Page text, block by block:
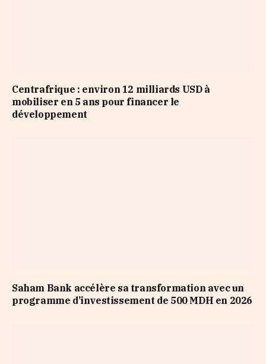
Centrafrique : environ 12 milliards USD à
mobiliser en 5 ans pour financer le
développement
Saham Bank accélère sa transformation avec un
programme d’investissement de 500 MDH en 2026